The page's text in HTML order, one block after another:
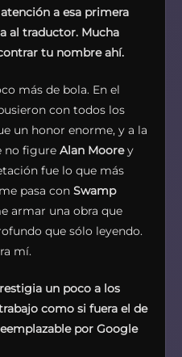
a esa primera
al traductor. Mucha
tu nombre ahí.
más de bola. En el
con todos los
un honor enorme, y a la
no figure Alan Moorey
fue lo que más
pasa con Swamp
armar una obra que
que sólo leyendo.
mí.
un poco a los
como si fuera el de
por Google